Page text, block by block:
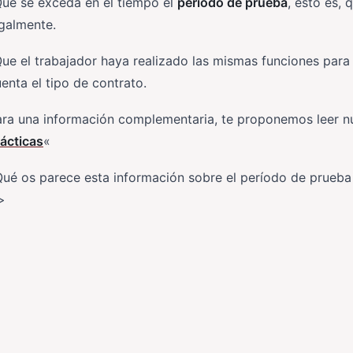
el trabajador haya realizado las mismas funciones
el tipo de contrato.
una información complementaria, te proponemos leer
«
os parece esta información sobre el período de